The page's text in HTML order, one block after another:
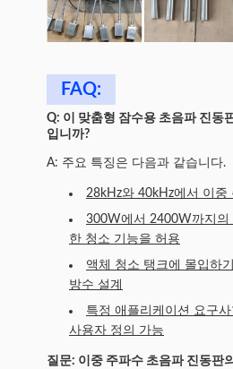
FAQ:
Q: 이 맞춤형 잠수용 초음파 진동
입니까?
A: 주요 특징은 다음과 같습니다.
28kHz와 40kHz에서 이중
300W에서 2400W까지의
한 청소 기능을 허용
액체 청소 탱크에 몰입하
방수 설계
특정 애플리케이션 요구
사용자 정의 가능
질문: 이중 주파수 초음파 진동판